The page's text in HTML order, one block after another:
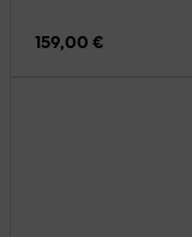
159,00 €